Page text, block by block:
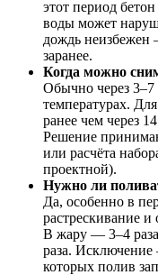
этот период
воды может
дождь неизбежен
заранее.
Когда можно
Обычно через
температурах.
ранее чем через
Решение
или расчёта
проектной).
Нужно ли
Да, особенно в
растрескивание и
В жару — 3–4
раза.
которых полив